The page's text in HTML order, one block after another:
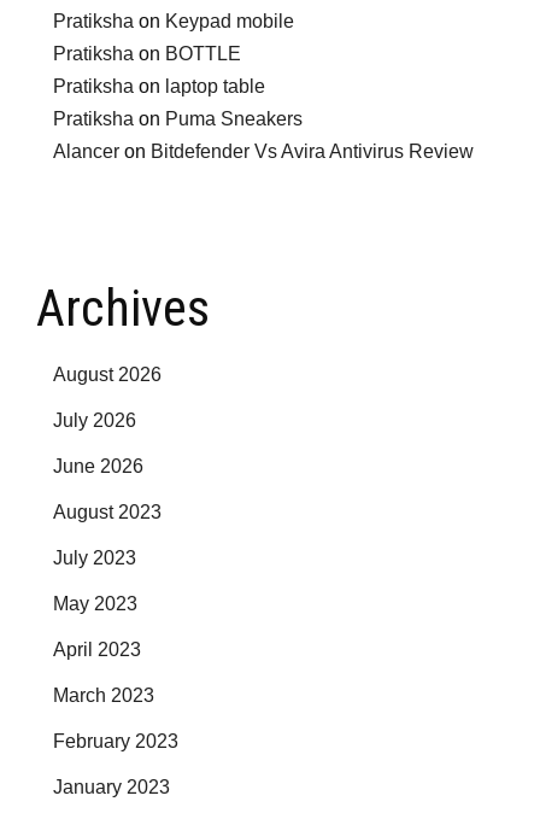
Pratiksha on Keypad mobile
Pratiksha on BOTTLE
Pratiksha on laptop table
Pratiksha on Puma Sneakers
Alancer on Bitdefender Vs Avira Antivirus Review
Archives
August 2026
July 2026
June 2026
August 2023
July 2023
May 2023
April 2023
March 2023
February 2023
January 2023